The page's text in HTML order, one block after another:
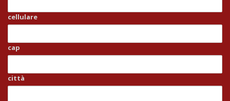
cellulare
cap
città